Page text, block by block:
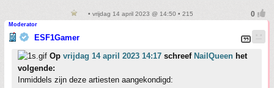
• vrijdag 14 april 2023 @ 14:50 • 215
Moderator
ESF1Gamer
Op vrijdag 14 april 2023 14:17 schreef NailQueen het
volgende:
Inmiddels zijn deze artiesten aangekondigd: